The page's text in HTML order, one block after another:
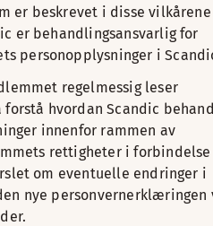
er beskrevet i disse vilkårene
er behandlingsansvarlig for
personopplysninger i
regelmessig leser
hvordan Scandic
innenfor rammen av
rettigheter i
om eventuelle endringer i
nye